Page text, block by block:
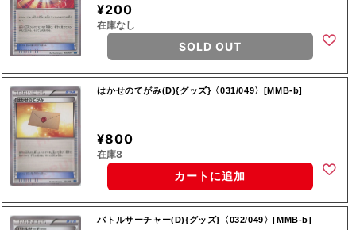
¥200
在庫なし
SOLD OUT
はかせのてがみ(D){グッズ}〈031/049〉[MMB-b]
¥800
在庫8
カートに追加
バトルサーチャー(D){グッズ}〈032/049〉[MMB-b]